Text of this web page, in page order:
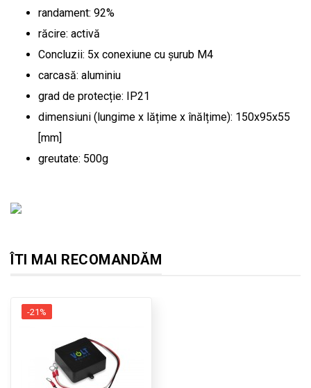
randament: 92%
răcire: activă
Concluzii: 5x conexiune cu șurub M4
carcasă: aluminiu
grad de protecție: IP21
dimensiuni (lungime x lățime x înălțime): 150x95x55
[mm]
greutate: 500g
ÎTI MAI RECOMANDĂM
-21%